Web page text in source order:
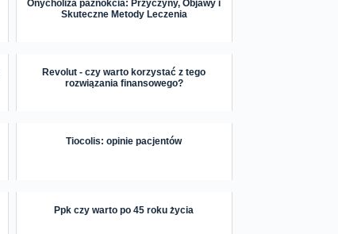
Onycholiza paznokcia: Przyczyny, Objawy i
Skuteczne Metody Leczenia
Revolut - czy warto korzystać z tego
rozwiązania finansowego?
Tiocolis: opinie pacjentów
Ppk czy warto po 45 roku życia